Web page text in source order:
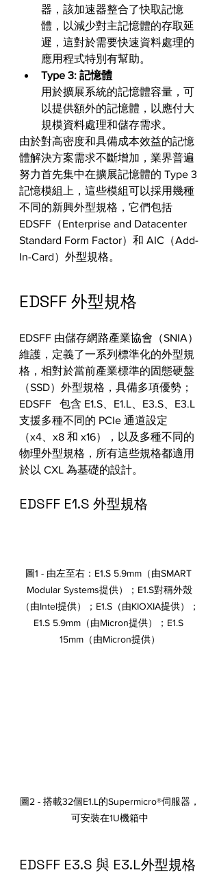
器，該加速器整合了快取記憶
體，以減少對主記憶體的存取延
遲，這對於需要快速資料處理的
應用程式特別有幫助。
Type 3: 記憶體
用於擴展系統的記憶體容量，可
以提供額外的記憶體，以應付大
規模資料處理和儲存需求。
由於對高密度和具備成本效益的記憶
體解決方案需求不斷增加，業界普遍
努力首先集中在擴展記憶體的 Type 3
記憶模組上，這些模組可以採用幾種
不同的新興外型規格，它們包括
EDSFF（Enterprise and Datacenter
Standard Form Factor）和 AIC（Add-
In-Card）外型規格。
EDSFF 外型規格
EDSFF 由儲存網路產業協會（SNIA）
維護，定義了一系列標準化的外型規
格，相對於當前產業標準的固態硬盤
（SSD）外型規格，具備多項優勢；
EDSFF   包含 E1.S、E1.L、E3.S、E3.L
支援多種不同的 PCIe 通道設定
（x4、x8 和 x16），以及多種不同的
物理外型規格，所有這些規格都適用
於以 CXL 為基礎的設計。
EDSFF E1.S 外型規格
圖1 - 由左至右：E1.S 5.9mm（由SMART
Modular Systems提供）；E1.S對稱外殼
（由Intel提供）；E1.S（由KIOXIA提供）；
E1.S 5.9mm（由Micron提供）；E1.S
15mm（由Micron提供）
圖2 - 搭載32個E1.L的Supermicro®伺服器，
可安裝在1U機箱中
EDSFF E3.S 與 E3.L外型規格